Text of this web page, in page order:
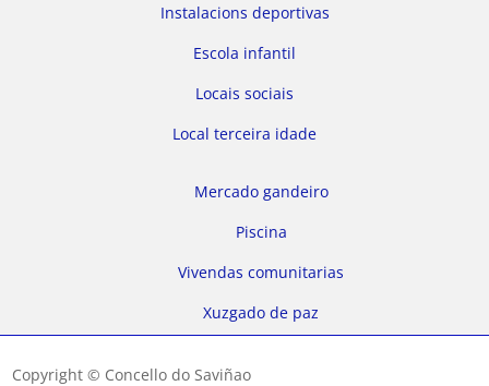
Instalacions deportivas
Escola infantil
Locais sociais
Local terceira idade
Mercado gandeiro
Piscina
Vivendas comunitarias
Xuzgado de paz
Copyright © Concello do Saviñao